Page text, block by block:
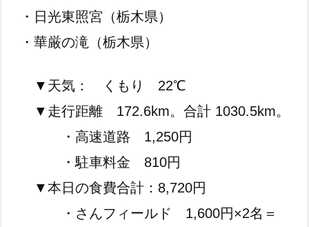
・日光東照宮（栃木県）
・華厳の滝（栃木県）
▼天気： くもり 22℃
▼走行距離 172.6km。合計 1030.5km。
・高速道路 1,250円
・駐車料金 810円
▼本日の食費合計：8,720円
・さんフィールド 1,600円×2名＝